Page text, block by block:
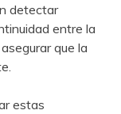
detectar
entre la
que la
estas